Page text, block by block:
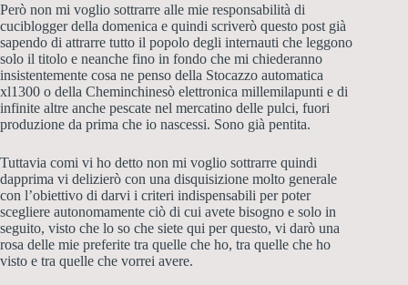
Però non mi voglio sottrarre alle mie responsabilità di
cuciblogger della domenica e quindi scriverò questo post già
sapendo di attrarre tutto il popolo degli internauti che leggono
solo il titolo e neanche fino in fondo che mi chiederanno
insistentemente cosa ne penso della Stocazzo automatica
xl1300 o della Cheminchinesò elettronica millemilapunti e di
infinite altre anche pescate nel mercatino delle pulci, fuori
produzione da prima che io nascessi. Sono già pentita.
Tuttavia comi vi ho detto non mi voglio sottrarre quindi
dapprima vi delizierò con una disquisizione molto generale
con l’obiettivo di darvi i criteri indispensabili per poter
scegliere autonomamente ciò di cui avete bisogno e solo in
seguito, visto che lo so che siete qui per questo, vi darò una
rosa delle mie preferite tra quelle che ho, tra quelle che ho
visto e tra quelle che vorrei avere.